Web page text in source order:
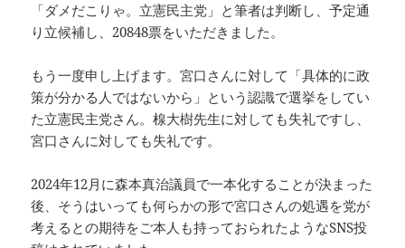
「ダメだこりゃ。立憲民主党」と筆者は判断し、予定通
り立候補し、20848票をいただきました。
もう一度申し上げます。宮口さんに対して「具体的に政
策が分かる人ではないから」という認識で選挙をしてい
た立憲民主党さん。楾大樹先生に対しても失礼ですし、
宮口さんに対しても失礼です。
2024年12月に森本真治議員で一本化することが決まった
後、そうはいっても何らかの形で宮口さんの処遇を党が
考えるとの期待をご本人も持っておられたようなSNS投